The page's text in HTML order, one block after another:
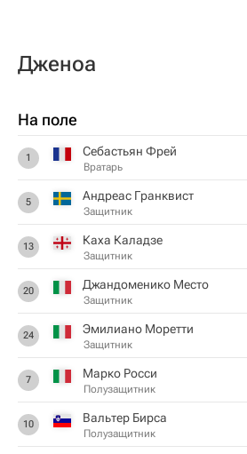
Дженоа
На поле
1 Себастьян Фрей
Вратарь
5 Андреас Гранквист
Защитник
13 Каха Каладзе
Защитник
20 Джандоменико Место
Защитник
24 Эмилиано Моретти
Защитник
7 Марко Росси
Полузащитник
10 Вальтер Бирса
Полузащитник